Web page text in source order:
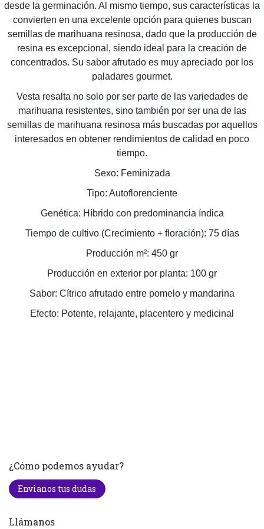
desde la germinación. Al mismo tiempo, sus características la
convierten en una excelente opción para quienes buscan
semillas de marihuana resinosa, dado que la producción de
resina es excepcional, siendo ideal para la creación de
concentrados. Su sabor afrutado es muy apreciado por los
paladares gourmet.
Vesta resalta no solo por ser parte de las variedades de
marihuana resistentes, sino también por ser una de las
semillas de marihuana resinosa más buscadas por aquellos
interesados en obtener rendimientos de calidad en poco
tiempo.
Sexo: Feminizada
Tipo: Autoflorenciente
Genética: Híbrido con predominancia índica
Tiempo de cultivo (Crecimiento + floración): 75 días
Producción m²: 450 gr
Producción en exterior por planta: 100 gr
Sabor: Cítrico afrutado entre pomelo y mandarina
Efecto: Potente, relajante, placentero y medicinal
¿Cómo podemos ayudar?
Envianos tus dudas
Llámanos